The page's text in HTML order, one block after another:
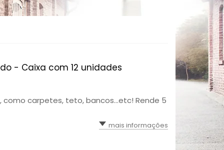
- Caixa com 12 unidades
carpetes, teto, bancos...etc! Rende 5
mais informações